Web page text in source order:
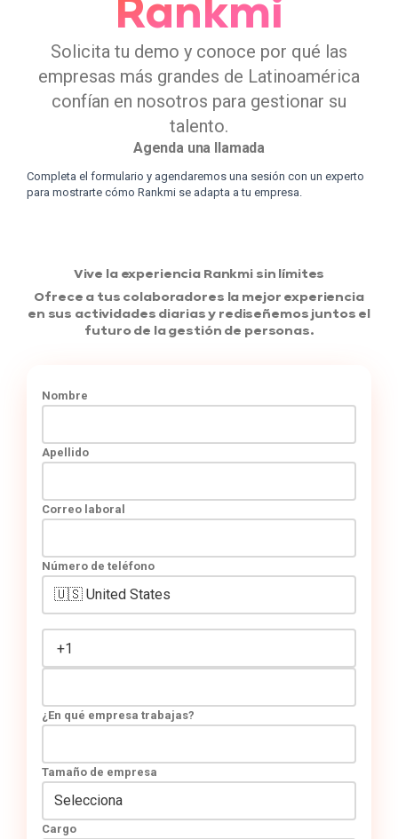
Rankmi
Solicita tu demo y conoce por qué las
empresas más grandes de Latinoamérica
confían en nosotros para gestionar su
talento.
Agenda una llamada
Completa el formulario y agendaremos una sesión con un experto
para mostrarte cómo Rankmi se adapta a tu empresa.
Vive la experiencia Rankmi sin límites
Ofrece a tus colaboradores la mejor experiencia
en sus actividades diarias y rediseñemos juntos el
futuro de la gestión de personas.
Nombre
Apellido
Correo laboral
Número de teléfono
¿En qué empresa trabajas?
Tamaño de empresa
Cargo